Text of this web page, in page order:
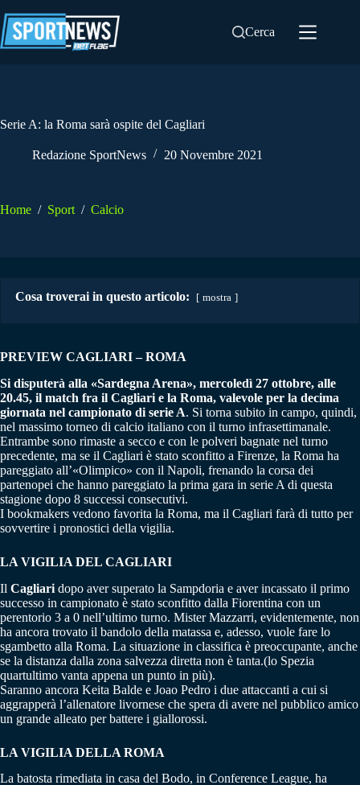
al
contenuto
Cerca
Serie A: la Roma sarà ospite del Cagliari
Redazione SportNews 20 Novembre 2021
Home / Sport / Calcio
Cosa troverai in questo articolo: mostra
PREVIEW CAGLIARI – ROMA
Si disputerà alla «Sardegna Arena», mercoledì 27 ottobre, alle
20.45, il match fra il Cagliari e la Roma, valevole per la decima
giornata nel campionato di serie A. Si torna subito in campo, quindi,
nel massimo torneo di calcio italiano con il turno infrasettimanale.
Entrambe sono rimaste a secco e con le polveri bagnate nel turno
precedente, ma se il Cagliari è stato sconfitto a Firenze, la Roma ha
pareggiato all’«Olimpico» con il Napoli, frenando la corsa dei
partenopei che hanno pareggiato la prima gara in serie A di questa
stagione dopo 8 successi consecutivi.
I bookmakers vedono favorita la Roma, ma il Cagliari farà di tutto per
sovvertire i pronostici della vigilia.
LA VIGILIA DEL CAGLIARI
Il Cagliari dopo aver superato la Sampdoria e aver incassato il primo
successo in campionato è stato sconfitto dalla Fiorentina con un
perentorio 3 a 0 nell’ultimo turno. Mister Mazzarri, evidentemente, non
ha ancora trovato il bandolo della matassa e, adesso, vuole fare lo
sgambetto alla Roma. La situazione in classifica è preoccupante, anche
se la distanza dalla zona salvezza diretta non è tanta.(lo Spezia
quartultimo vanta appena un punto in più).
Saranno ancora Keita Balde e Joao Pedro i due attaccanti a cui si
aggrapperà l’allenatore livornese che spera di avere nel pubblico amico
un grande alleato per battere i giallorossi.
LA VIGILIA DELLA ROMA
La batosta rimediata in casa del Bodo, in Conference League, ha